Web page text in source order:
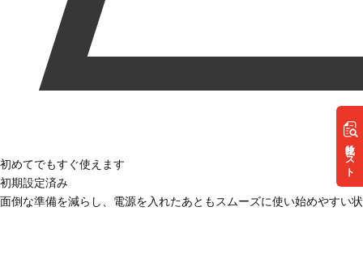
リスト
初めてでもすぐ使えます
初期設定済み
面倒な準備を減らし、電源を入れたあともスムーズに使い始めやすい